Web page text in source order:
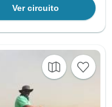
Ver circuito